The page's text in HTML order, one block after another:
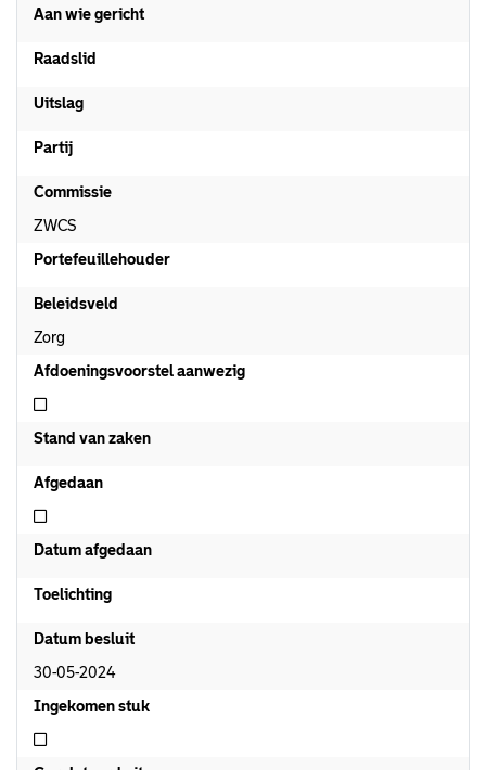
Aan wie gericht
Raadslid
Uitslag
Partij
Commissie
ZWCS
Portefeuillehouder
Beleidsveld
Zorg
Afdoeningsvoorstel aanwezig
Niet afdoeningsvoorstel aanwezig
Stand van zaken
Afgedaan
Niet afgedaan
Datum afgedaan
Toelichting
Datum besluit
30-05-2024
Ingekomen stuk
Niet ingekomen stuk